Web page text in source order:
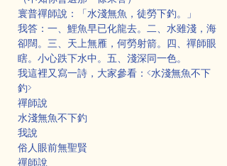
寰普禪師說：「水淺無魚，徒勞下釣。」
我答：一、鯉魚早已化龍去。二、水雖淺，海
卻闊。三、天上無雁，何勞射箭。四、禪師眼
瞎。小心跌下水中。五、淺深同一色。
我這裡又寫一詩，大家參看：<水淺無魚不下
釣>
禪師說
水淺無魚不下釣
我說
俗人眼前無聖賢
禪師說